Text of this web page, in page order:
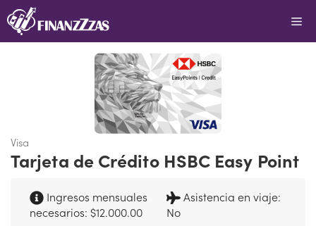
Saltar
al
Visa
Tarjeta de Crédito HSBC Easy Point
Ingresos mensuales
necesarios: $12.000.00
Asistencia en viaje:
No